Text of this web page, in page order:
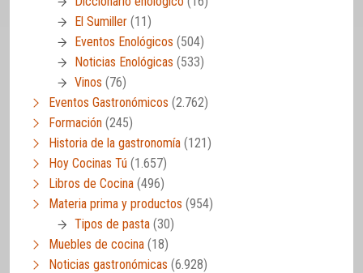
El Sumiller (11)
Eventos Enológicos (504)
Noticias Enológicas (533)
Vinos (76)
Eventos Gastronómicos (2.762)
Formación (245)
Historia de la gastronomía (121)
Hoy Cocinas Tú (1.657)
Libros de Cocina (496)
Materia prima y productos (954)
Tipos de pasta (30)
Muebles de cocina (18)
Noticias gastronómicas (6.928)